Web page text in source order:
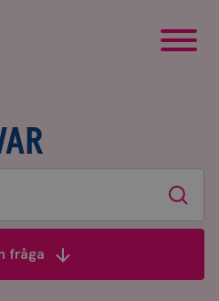
Sök
fråga